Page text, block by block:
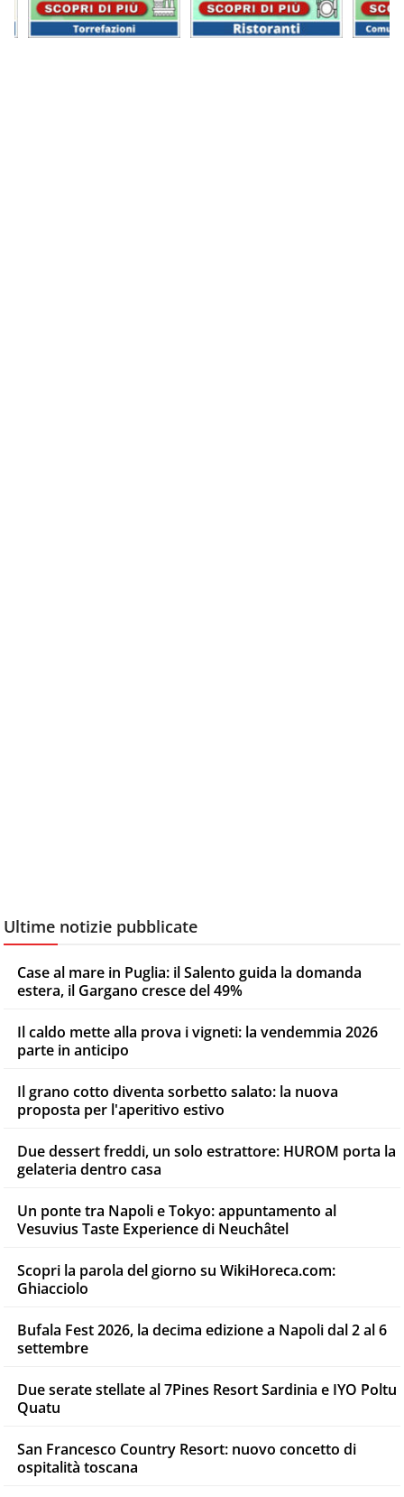
Ultime notizie pubblicate
Case al mare in Puglia: il Salento guida la domanda
estera, il Gargano cresce del 49%
Il caldo mette alla prova i vigneti: la vendemmia 2026
parte in anticipo
Il grano cotto diventa sorbetto salato: la nuova
proposta per l'aperitivo estivo
Due dessert freddi, un solo estrattore: HUROM porta la
gelateria dentro casa
Un ponte tra Napoli e Tokyo: appuntamento al
Vesuvius Taste Experience di Neuchâtel
Scopri la parola del giorno su WikiHoreca.com:
Ghiacciolo
Bufala Fest 2026, la decima edizione a Napoli dal 2 al 6
settembre
Due serate stellate al 7Pines Resort Sardinia e IYO Poltu
Quatu
San Francesco Country Resort: nuovo concetto di
ospitalità toscana